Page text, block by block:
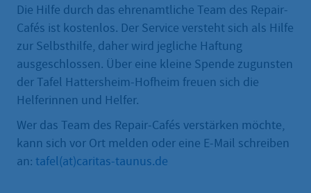
Die Hilfe durch das ehrenamtliche Team des Repair-
Cafés ist kostenlos. Der Service versteht sich als Hilfe
zur Selbsthilfe, daher wird jegliche Haftung
ausgeschlossen. Über eine kleine Spende zugunsten
der Tafel Hattersheim-Hofheim freuen sich die
Helferinnen und Helfer.
Wer das Team des Repair-Cafés verstärken möchte,
kann sich vor Ort melden oder eine E-Mail schreiben
an: tafel(at)caritas-taunus.de